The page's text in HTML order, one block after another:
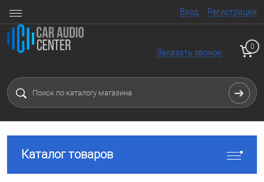
Вход Регистрация
Заказать звонок
0
Каталог товаров